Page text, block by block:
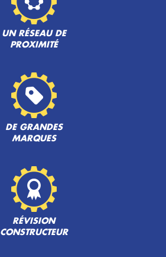
UN RÉSEAU DE
PROXIMITÉ
DE GRANDES
MARQUES
RÉVISION
CONSTRUCTEUR